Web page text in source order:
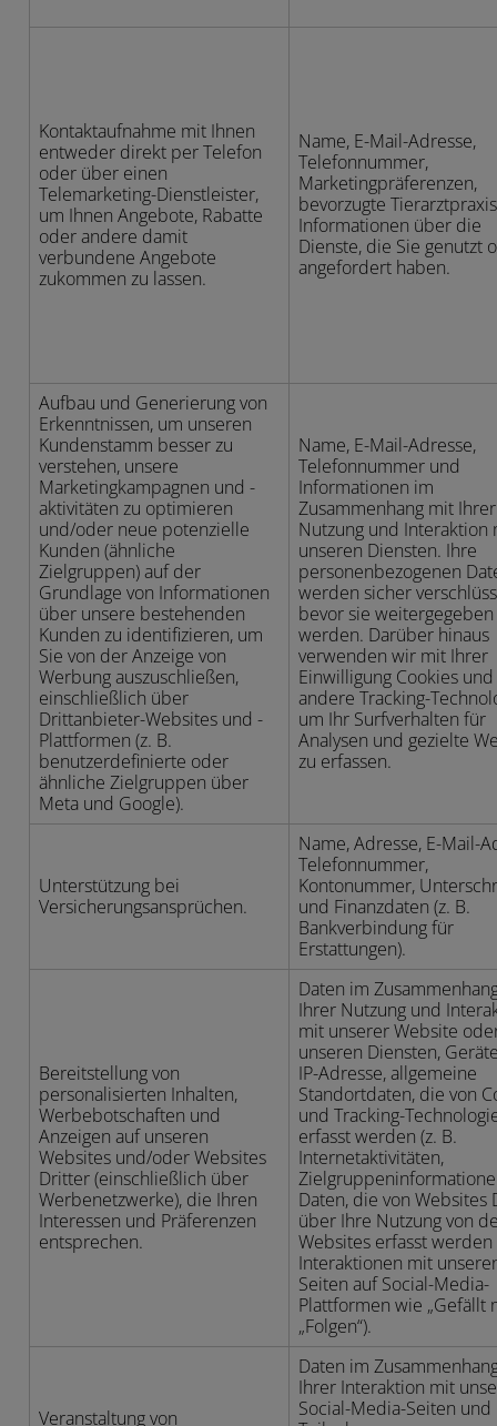
Kontaktaufnahme mit Ihnen
entweder direkt per Telefon
oder über einen
Telemarketing-Dienstleister,
um Ihnen Angebote, Rabatte
oder andere damit
verbundene Angebote
zukommen zu lassen.
Name, E-Mail-Adresse,
Telefonnummer,
Marketingpräferenzen,
bevorzugte
Informationen über die
Dienste, die Sie genutzt
angefordert haben.
Aufbau und Generierung von
Erkenntnissen, um unseren
Kundenstamm besser zu
verstehen, unsere
Marketingkampagnen und -
aktivitäten zu optimieren
und/oder neue potenzielle
Kunden (ähnliche
Zielgruppen) auf der
Grundlage von Informationen
über unsere bestehenden
Kunden zu identifizieren, um
Sie von der Anzeige von
Werbung auszuschließen,
einschließlich über
Drittanbieter-Websites und -
Plattformen (z. B.
benutzerdefinierte oder
ähnliche Zielgruppen über
Meta und Google).
Name, E-Mail-Adresse,
Telefonnummer und
Informationen im
Zusammenhang mit Ihrer
Nutzung und Interaktion
unseren Diensten. Ihre
personenbezogenen
werden sicher
bevor sie weitergegeben
werden. Darüber hinaus
verwenden wir mit Ihrer
Einwilligung Cookies und
andere Tracking-
um Ihr Surfverhalten für
Analysen und gezielte
zu erfassen.
Unterstützung bei
Versicherungsansprüchen.
Name, Adresse, E-Mail-
Telefonnummer,
Kontonummer,
und Finanzdaten (z. B.
Bankverbindung für
Erstattungen).
Bereitstellung von
personalisierten Inhalten,
Werbebotschaften und
Anzeigen auf unseren
Websites und/oder Websites
Dritter (einschließlich über
Werbenetzwerke), die Ihren
Interessen und Präferenzen
entsprechen.
Daten im
Ihrer Nutzung und
mit unserer Website
unseren Diensten,
IP-Adresse, allgemeine
Standortdaten, die von
und Tracking-
erfasst werden (z. B.
Internetaktivitäten,
Daten, die von Websites
über Ihre Nutzung von
Websites erfasst werden
Interaktionen mit
Seiten auf Social-Media-
Plattformen wie „Gefällt
„Folgen“).
Veranstaltung von
Daten im
Ihrer Interaktion mit
Social-Media-Seiten und